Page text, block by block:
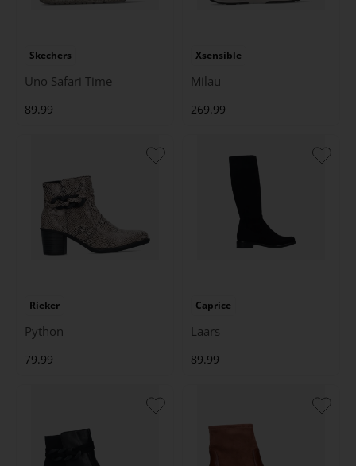
Skechers
Uno Safari Time
89.99
Xsensible
Milau
269.99
Rieker
Python
79.99
Caprice
Laars
89.99